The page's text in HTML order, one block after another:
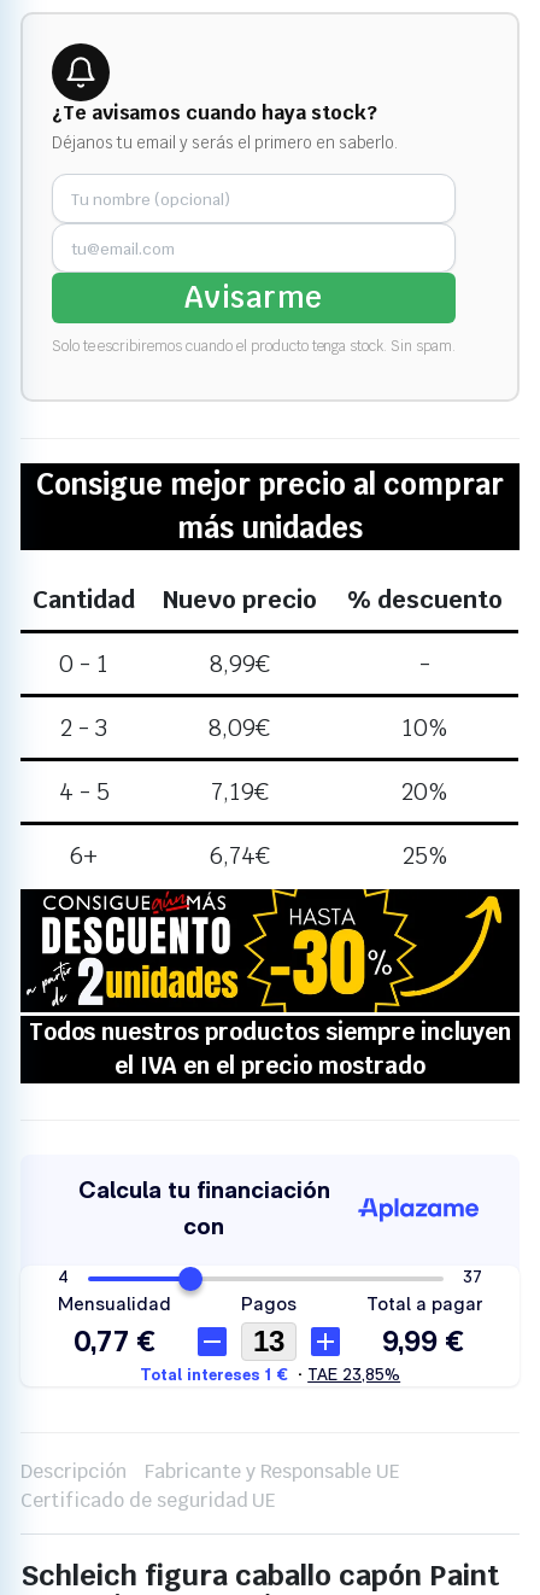
¿Te avisamos cuando haya stock?
Déjanos tu email y serás el primero en saberlo.
Avisarme
Solo te escribiremos cuando el producto tenga stock. Sin spam.
Consigue mejor precio al comprar
más unidades
Cantidad Nuevo precio % descuento
0 - 1 8,99€ -
2 - 3 8,09€ 10%
4 - 5 7,19€ 20%
6+ 6,74€ 25%
Descripción
Fabricante y Responsable UE
Certificado de seguridad UE
Schleich figura caballo capón Paint